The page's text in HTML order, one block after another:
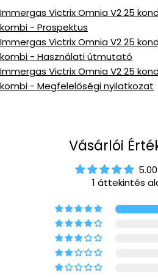
Immergas Victrix Omnia V2 25
kombi - Prospektus
Immergas Victrix Omnia V2 25
kombi - Használati útmutató
Immergas Victrix Omnia V2 25
kombi - Megfelelőségi nyilatkozat
Vásárlói
1 áttekintés